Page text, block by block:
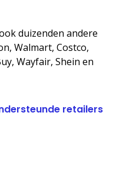
duizenden andere
Walmart, Costco,
Wayfair, Shein en
retailers